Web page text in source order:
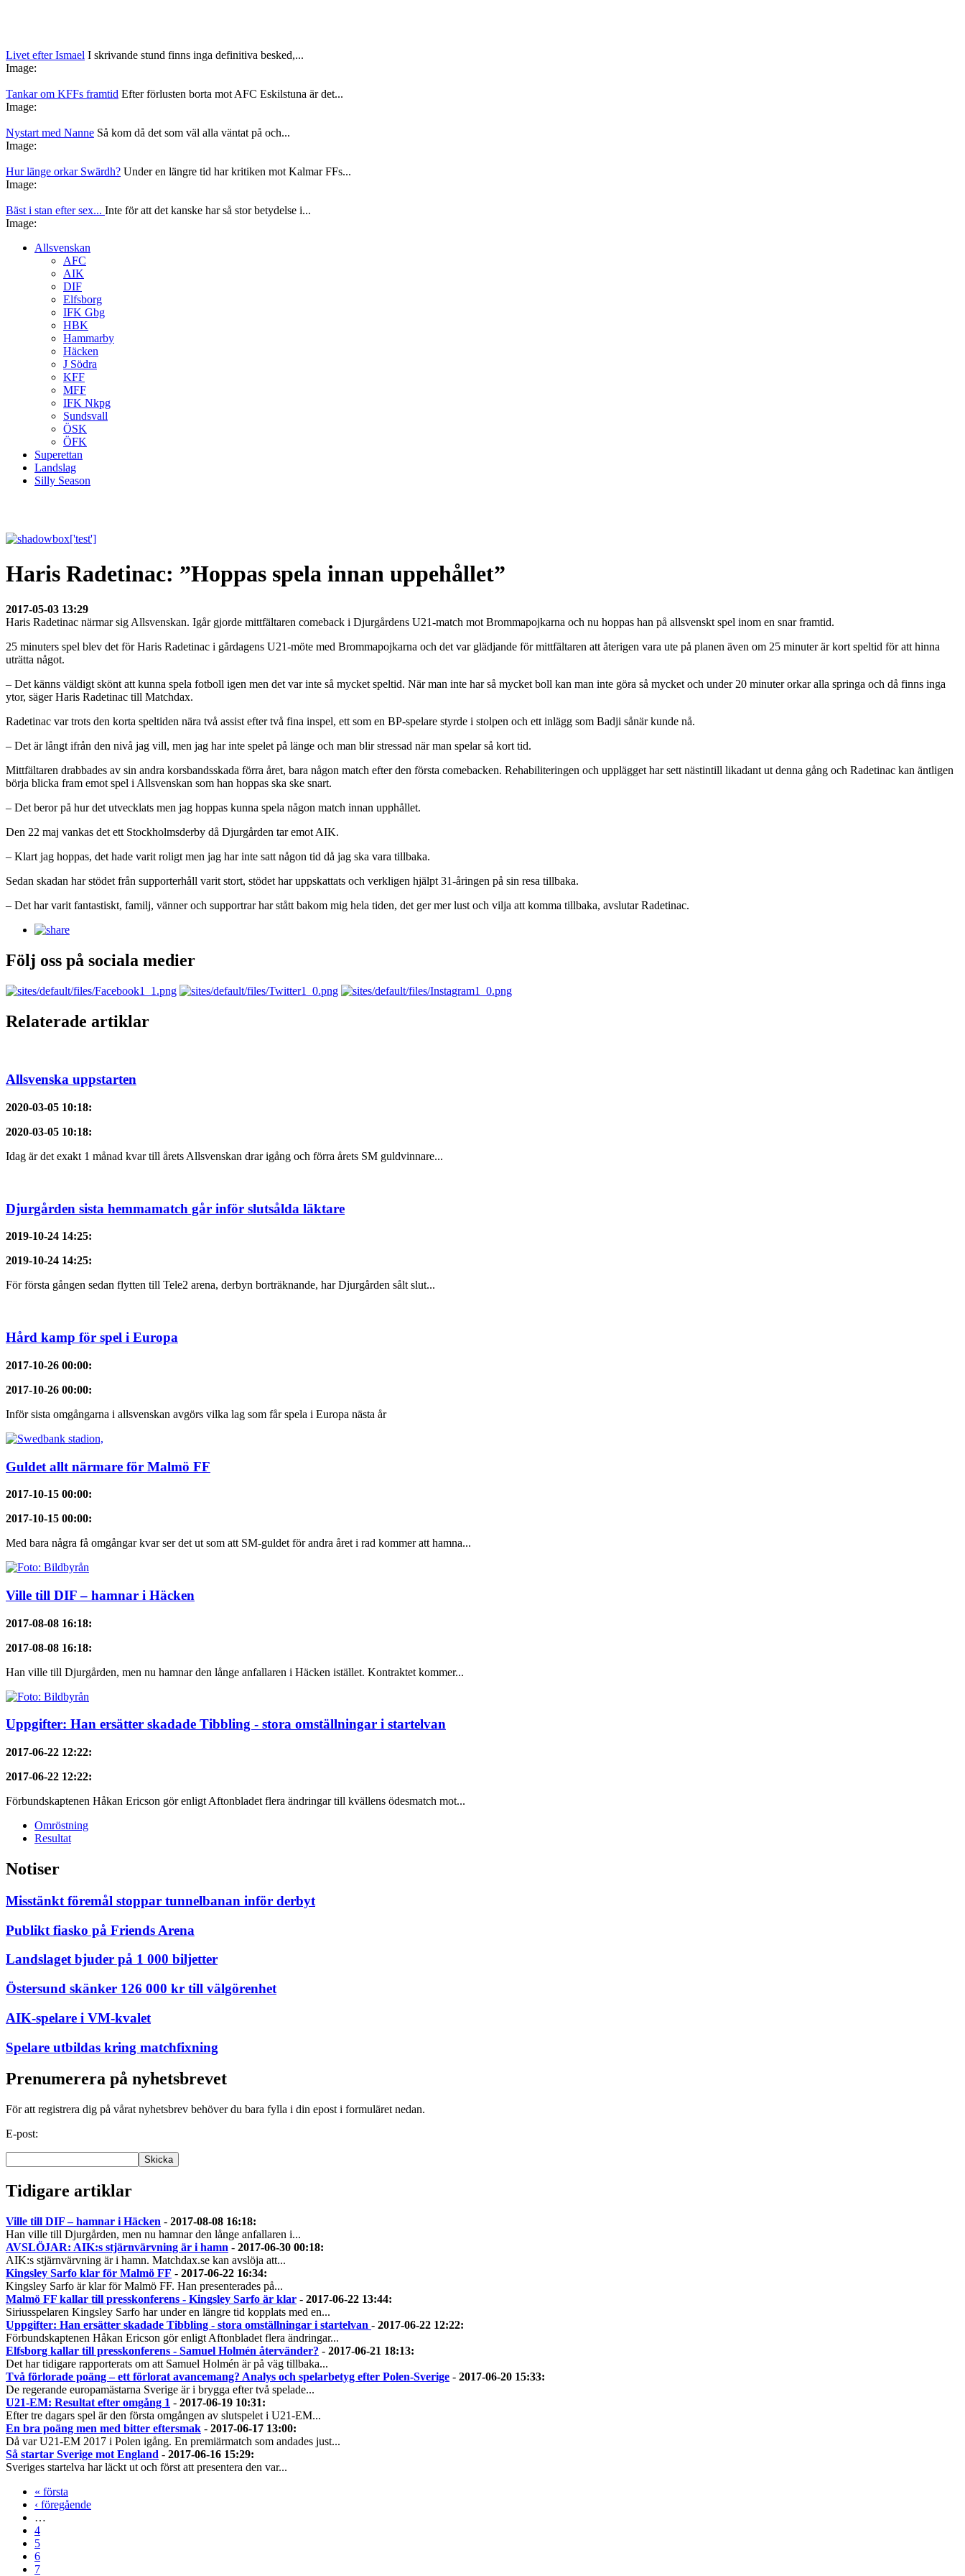
Livet efter Ismael I skrivande stund finns inga definitiva besked,...
Image:
Tankar om KFFs framtid Efter förlusten borta mot AFC Eskilstuna är det...
Image:
Nystart med Nanne Så kom då det som väl alla väntat på och...
Image:
Hur länge orkar Swärdh? Under en längre tid har kritiken mot Kalmar FFs...
Image:
Bäst i stan efter sex... Inte för att det kanske har så stor betydelse i...
Image:
Allsvenskan
AFC
AIK
DIF
Elfsborg
IFK Gbg
HBK
Hammarby
Häcken
J Södra
KFF
MFF
IFK Nkpg
Sundsvall
ÖSK
ÖFK
Superettan
Landslag
Silly Season
Haris Radetinac: ”Hoppas spela innan uppehållet”
2017-05-03 13:29
Haris Radetinac närmar sig Allsvenskan. Igår gjorde mittfältaren comeback i Djurgårdens U21-match mot Brommapojkarna och nu hoppas han på allsvenskt spel inom en snar framtid.
25 minuters spel blev det för Haris Radetinac i gårdagens U21-möte med Brommapojkarna och det var glädjande för mittfältaren att återigen vara ute på planen även om 25 minuter är kort speltid för att hinna
uträtta något.
– Det känns väldigt skönt att kunna spela fotboll igen men det var inte så mycket speltid. När man inte har så mycket boll kan man inte göra så mycket och under 20 minuter orkar alla springa och då finns inga
ytor, säger Haris Radetinac till Matchdax.
Radetinac var trots den korta speltiden nära två assist efter två fina inspel, ett som en BP-spelare styrde i stolpen och ett inlägg som Badji sånär kunde nå.
– Det är långt ifrån den nivå jag vill, men jag har inte spelet på länge och man blir stressad när man spelar så kort tid.
Mittfältaren drabbades av sin andra korsbandsskada förra året, bara någon match efter den första comebacken. Rehabiliteringen och upplägget har sett nästintill likadant ut denna gång och Radetinac kan äntligen
börja blicka fram emot spel i Allsvenskan som han hoppas ska ske snart.
– Det beror på hur det utvecklats men jag hoppas kunna spela någon match innan upphållet.
Den 22 maj vankas det ett Stockholmsderby då Djurgården tar emot AIK.
– Klart jag hoppas, det hade varit roligt men jag har inte satt någon tid då jag ska vara tillbaka.
Sedan skadan har stödet från supporterhåll varit stort, stödet har uppskattats och verkligen hjälpt 31-åringen på sin resa tillbaka.
– Det har varit fantastiskt, familj, vänner och supportrar har stått bakom mig hela tiden, det ger mer lust och vilja att komma tillbaka, avslutar Radetinac.
Följ oss på sociala medier
Relaterade artiklar
Allsvenska uppstarten
2020-03-05 10:18:
2020-03-05 10:18:
Idag är det exakt 1 månad kvar till årets Allsvenskan drar igång och förra årets SM guldvinnare...
Djurgården sista hemmamatch går inför slutsålda läktare
2019-10-24 14:25:
2019-10-24 14:25:
För första gången sedan flytten till Tele2 arena, derbyn borträknande, har Djurgården sålt slut...
Hård kamp för spel i Europa
2017-10-26 00:00:
2017-10-26 00:00:
Inför sista omgångarna i allsvenskan avgörs vilka lag som får spela i Europa nästa år
Guldet allt närmare för Malmö FF
2017-10-15 00:00:
2017-10-15 00:00:
Med bara några få omgångar kvar ser det ut som att SM-guldet för andra året i rad kommer att hamna...
Ville till DIF – hamnar i Häcken
2017-08-08 16:18:
2017-08-08 16:18:
Han ville till Djurgården, men nu hamnar den långe anfallaren i Häcken istället. Kontraktet kommer...
Uppgifter: Han ersätter skadade Tibbling - stora omställningar i startelvan
2017-06-22 12:22:
2017-06-22 12:22:
Förbundskaptenen Håkan Ericson gör enligt Aftonbladet flera ändringar till kvällens ödesmatch mot...
Omröstning
Resultat
Notiser
Misstänkt föremål stoppar tunnelbanan inför derbyt
Publikt fiasko på Friends Arena
Landslaget bjuder på 1 000 biljetter
Östersund skänker 126 000 kr till välgörenhet
AIK-spelare i VM-kvalet
Spelare utbildas kring matchfixning
Prenumerera på nyhetsbrevet
För att registrera dig på vårat nyhetsbrev behöver du bara fylla i din epost i formuläret nedan.
E-post:
Tidigare artiklar
Ville till DIF – hamnar i Häcken - 2017-08-08 16:18:
Han ville till Djurgården, men nu hamnar den långe anfallaren i...
AVSLÖJAR: AIK:s stjärnvärvning är i hamn - 2017-06-30 00:18:
AIK:s stjärnvärvning är i hamn. Matchdax.se kan avslöja att...
Kingsley Sarfo klar för Malmö FF - 2017-06-22 16:34:
Kingsley Sarfo är klar för Malmö FF. Han presenterades på...
Malmö FF kallar till presskonferens - Kingsley Sarfo är klar - 2017-06-22 13:44:
Siriusspelaren Kingsley Sarfo har under en längre tid kopplats med en...
Uppgifter: Han ersätter skadade Tibbling - stora omställningar i startelvan - 2017-06-22 12:22:
Förbundskaptenen Håkan Ericson gör enligt Aftonbladet flera ändringar...
Elfsborg kallar till presskonferens - Samuel Holmén återvänder? - 2017-06-21 18:13:
Det har tidigare rapporterats om att Samuel Holmén är på väg tillbaka...
Två förlorade poäng – ett förlorat avancemang? Analys och spelarbetyg efter Polen-Sverige - 2017-06-20 15:33:
De regerande europamästarna Sverige är i brygga efter två spelade...
U21-EM: Resultat efter omgång 1 - 2017-06-19 10:31:
Efter tre dagars spel är den första omgången av slutspelet i U21-EM...
En bra poäng men med bitter eftersmak - 2017-06-17 13:00:
Då var U21-EM 2017 i Polen igång. En premiärmatch som andades just...
Så startar Sverige mot England - 2017-06-16 15:29:
Sveriges startelva har läckt ut och först att presentera den var...
« första
‹ föregående
…
4
5
6
7